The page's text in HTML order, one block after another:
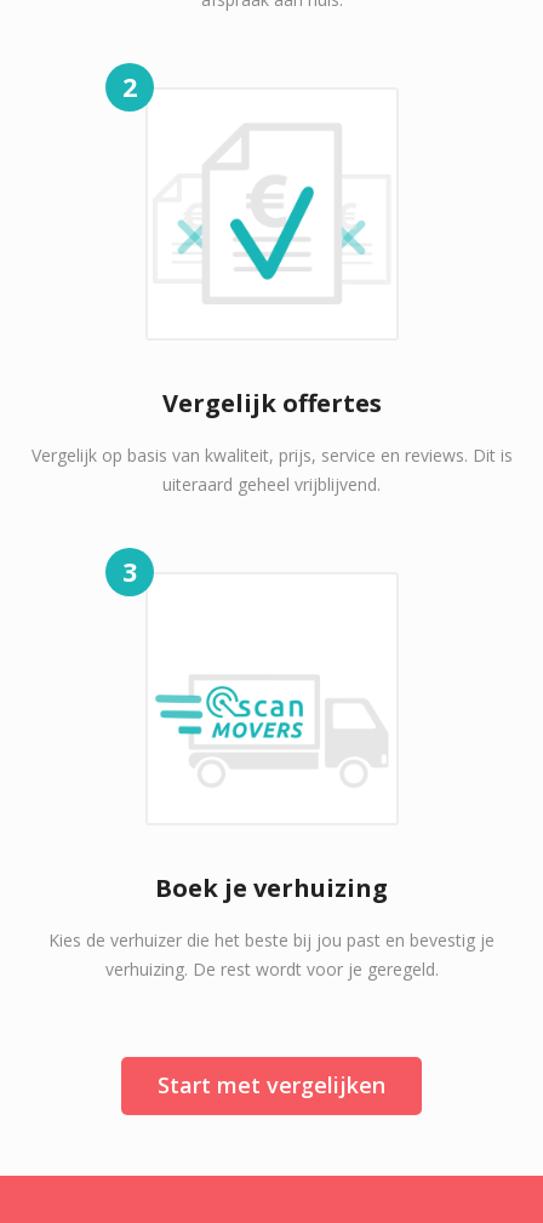
2
Vergelijk offertes
Vergelijk op basis van kwaliteit, prijs, service en reviews. Dit is
uiteraard geheel vrijblijvend.
3
Boek je verhuizing
Kies de verhuizer die het beste bij jou past en bevestig je
verhuizing. De rest wordt voor je geregeld.
Start met vergelijken